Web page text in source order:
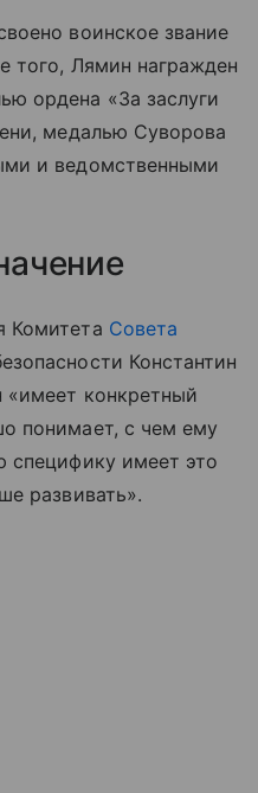
воинское звание
того, Лямин награжден
ордена «За заслуги
медалью Суворова
и ведомственными
Комитета Совета
Константин
«имеет конкретный
понимает, с чем ему
специфику имеет это
развивать».